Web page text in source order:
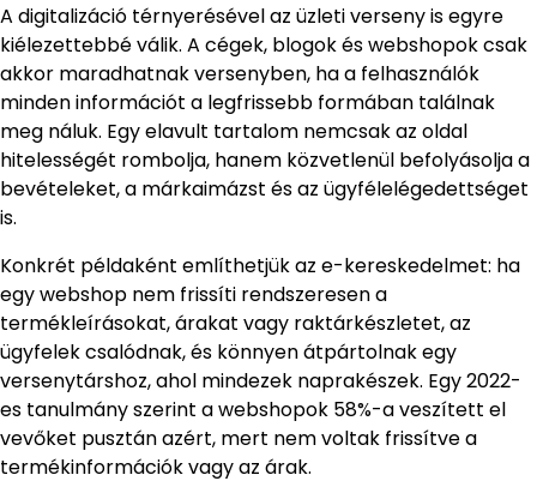
A digitalizáció térnyerésével az üzleti verseny is egyre
kiélezettebbé válik. A cégek, blogok és webshopok csak
akkor maradhatnak versenyben, ha a felhasználók
minden információt a legfrissebb formában találnak
meg náluk. Egy elavult tartalom nemcsak az oldal
hitelességét rombolja, hanem közvetlenül befolyásolja a
bevételeket, a márkaimázst és az ügyfélelégedettséget
is.
Konkrét példaként említhetjük az e-kereskedelmet: ha
egy webshop nem frissíti rendszeresen a
termékleírásokat, árakat vagy raktárkészletet, az
ügyfelek csalódnak, és könnyen átpártolnak egy
versenytárshoz, ahol mindezek naprakészek. Egy 2022-
es tanulmány szerint a webshopok 58%-a veszített el
vevőket pusztán azért, mert nem voltak frissítve a
termékinformációk vagy az árak.